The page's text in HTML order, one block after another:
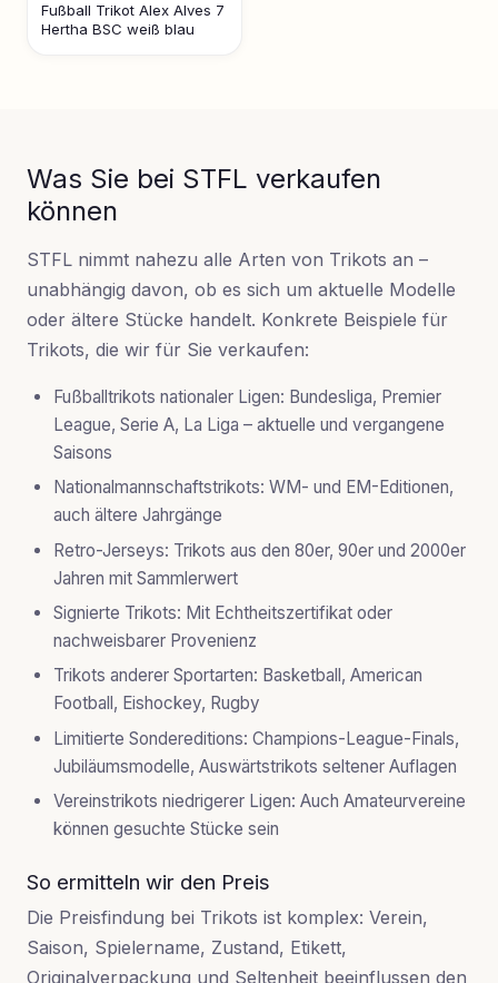
Fußball Trikot Alex Alves 7
Hertha BSC weiß blau
Was Sie bei STFL verkaufen
können
STFL nimmt nahezu alle Arten von Trikots an –
unabhängig davon, ob es sich um aktuelle Modelle
oder ältere Stücke handelt. Konkrete Beispiele für
Trikots, die wir für Sie verkaufen:
Fußballtrikots nationaler Ligen: Bundesliga, Premier
League, Serie A, La Liga – aktuelle und vergangene
Saisons
Nationalmannschaftstrikots: WM- und EM-Editionen,
auch ältere Jahrgänge
Retro-Jerseys: Trikots aus den 80er, 90er und 2000er
Jahren mit Sammlerwert
Signierte Trikots: Mit Echtheitszertifikat oder
nachweisbarer Provenienz
Trikots anderer Sportarten: Basketball, American
Football, Eishockey, Rugby
Limitierte Sondereditions: Champions-League-Finals,
Jubiläumsmodelle, Auswärtstrikots seltener Auflagen
Vereinstrikots niedrigerer Ligen: Auch Amateurvereine
können gesuchte Stücke sein
So ermitteln wir den Preis
Die Preisfindung bei Trikots ist komplex: Verein,
Saison, Spielername, Zustand, Etikett,
Originalverpackung und Seltenheit beeinflussen den